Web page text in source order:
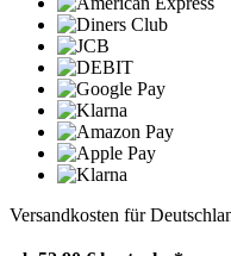
Versandkosten für